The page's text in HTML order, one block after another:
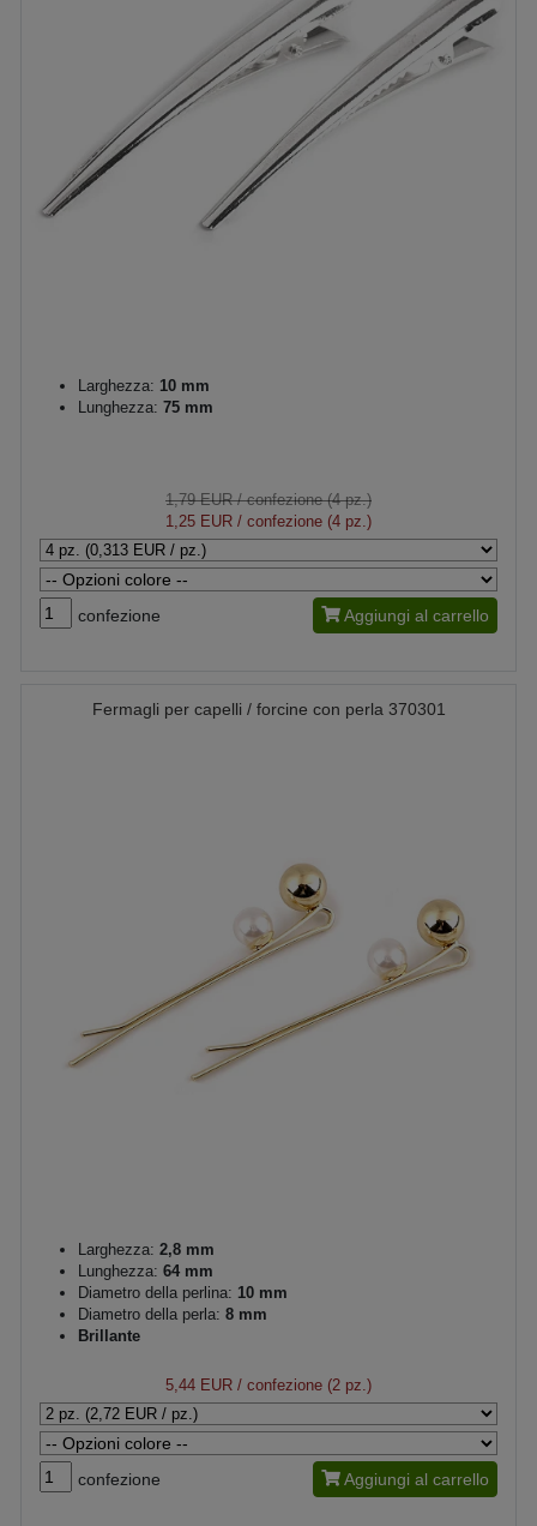
Larghezza: 10 mm
Lunghezza: 75 mm
1,79 EUR/ confezione (4 pz.)
1,25 EUR / confezione (4 pz.)
confezione Aggiungi al carrello
Fermagli per capelli / forcine con perla 370301
Larghezza: 2,8 mm
Lunghezza: 64 mm
Diametro della perlina: 10 mm
Diametro della perla: 8 mm
Brillante
5,44 EUR / confezione (2 pz.)
confezione Aggiungi al carrello